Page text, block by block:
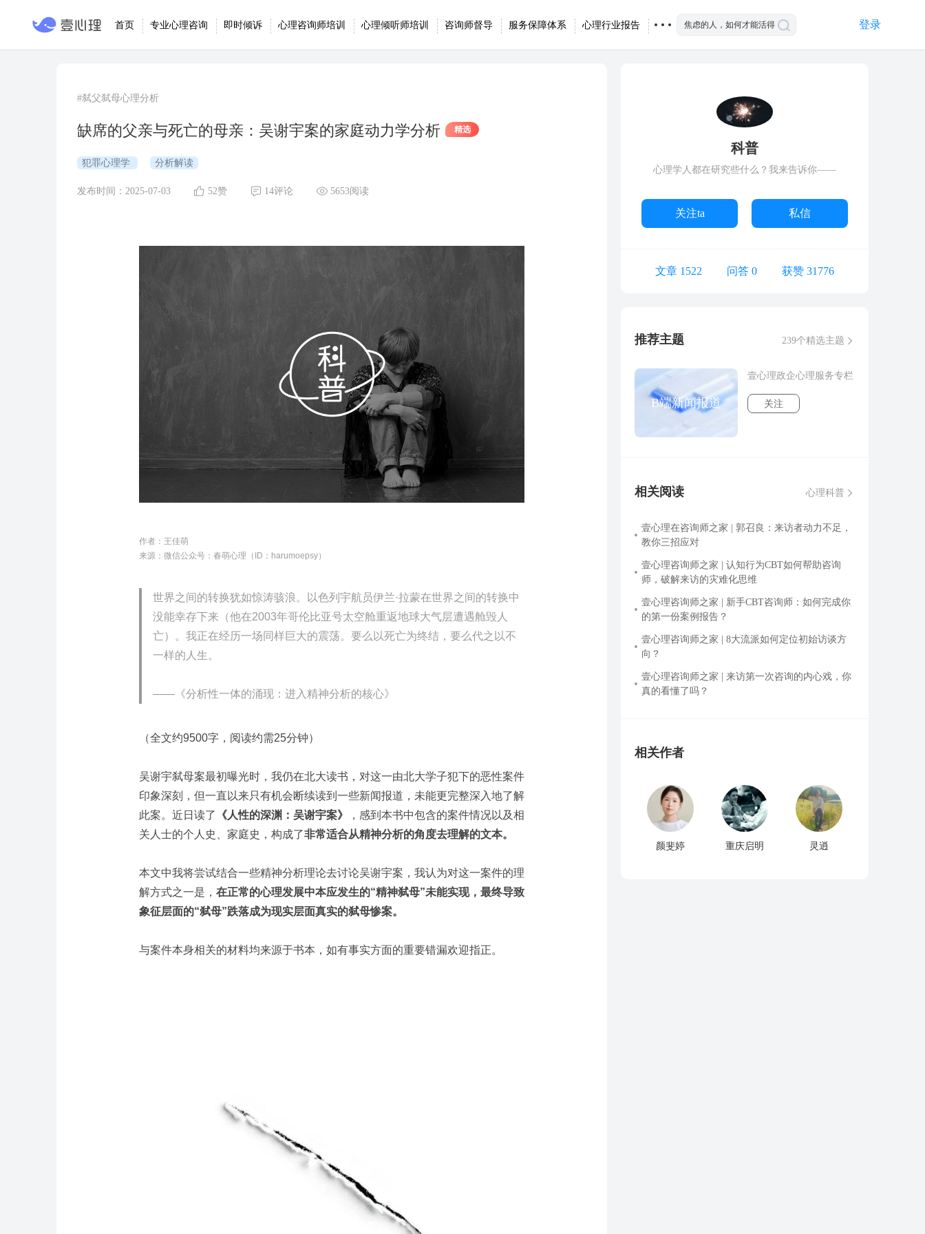
首页 专业心理咨询 即时倾诉 心理咨询师培训 心理倾听师培训 咨询师督导 服务保障体系 心理行业报告 登录
#弑父弑母心理分析
缺席的父亲与死亡的母亲：吴谢宇案的家庭动力学分析 精选
犯罪心理学 分析解读
发布时间：2025-07-03 52赞 14评论 5653阅读
作者： 王佳萌
来源：微信公众号： 春萌心理（ID：harumoepsy）
世界之间的转换犹如惊涛骇浪。以色列宇航员伊兰·拉蒙在世界之间的转换中
没能幸存下来（他在2003年哥伦比亚号太空舱重返地球大气层遭遇舱毁人
亡）。我正在经历一场同样巨大的震荡。要么以死亡为终结，要么代之以不
一样的人生。
——《分析性一体的涌现：进入精神分析的核心》
（全文约9500字，阅读约需25分钟）
吴谢宇弑母案最初曝光时，我仍在北大读书，对这一由北大学子犯下的恶性案件
印象深刻，但一直以来只有机会断续读到一些新闻报道，未能更完整深入地了解
此案。近日读了
《人性的深渊：吴谢宇案》
，感到本书中包含的案件情况以及相
关人士的个人史、家庭史，构成了非常适合从精神分析的角度去理解的文本。
本文中我将尝试结合一些精神分析理论去讨论吴谢宇案，我认为对这一案件的理
解方式之一是， 在正常的心理发展中本应发生的“精神弑母”未能实现，最终导致
象征层面的“弑母”跌落成为现实层面真实的弑母惨案。
与案件本身相关的材料均来源于书本，如有事实方面的重要错漏欢迎指正。
科普
心理学人都在研究些什么？我来告诉你——
关注ta 私信
文章 1522 问答 0 获赞 31776
推荐主题 239个精选主题
B端新闻报道
壹心理政企心理服务专栏
关注
相关阅读 心理科普
壹心理在咨询师之家 | 郭召良：来访者动力不足，
教你三招应对
壹心理咨询师之家 | 认知行为CBT如何帮助咨询
师，破解来访的灾难化思维
壹心理咨询师之家 | 新手CBT咨询师：如何完成你
的第一份案例报告？
壹心理咨询师之家 | 8大流派如何定位初始访谈方
向？
壹心理咨询师之家 | 来访第一次咨询的内心戏，你
真的看懂了吗？
相关作者
颜斐婷 重庆启明 灵逍